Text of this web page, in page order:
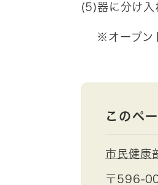
(5)器に分け
※オーブン
このペ
市民健康
〒596-